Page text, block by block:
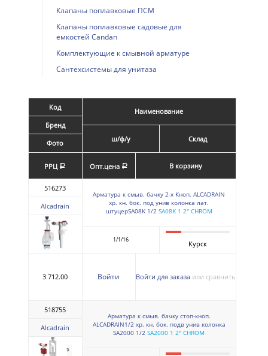
Клапаны поплавковые ПСМ
Клапаны поплавковые садовые для
емкостей Candan
Комплектующие к смывной арматуре
Сантехсистемы для унитаза
Код
Бренд
Фото
Наименование
ш/ф/у Склад
РРЦ a Опт.цена a В корзину
516273
Alcadrain
Арматура к смыв. бачку 2-х Кноп. ALCADRAIN
хр. кн. бок. под унив колонка лат.
штуцерSA08K 1/2 SA08K 1 2" CHROM
1/1/16 Курск
3 712.00 Войти Войти для заказа или сравнить
518755
Alcadrain
Арматура к смыв. бачку стоп-кноп.
ALCADRAIN1/2 хр. кн. бок. подв унив колонка
SA2000 1/2 SA2000 1 2" CHROM